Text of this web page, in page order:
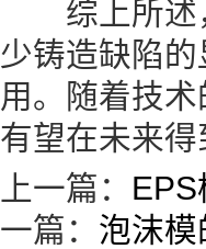
综上所述，
少铸造缺陷
用。随着技
有望在未来
上一篇：
一篇： 泡沫